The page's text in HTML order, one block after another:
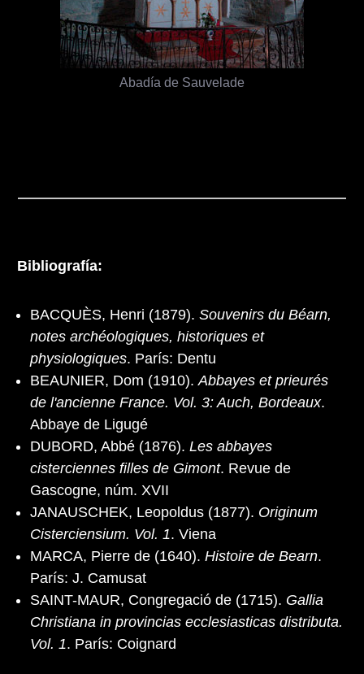
Abadía de Sauvelade
Bibliografía:
BACQUÈS, Henri (1879). Souvenirs du Béarn,
notes archéologiques, historiques et
physiologiques. París: Dentu
BEAUNIER, Dom (1910). Abbayes et prieurés
de l'ancienne France. Vol. 3: Auch, Bordeaux.
Abbaye de Ligugé
DUBORD, Abbé (1876). Les abbayes
cisterciennes filles de Gimont. Revue de
Gascogne, núm. XVII
JANAUSCHEK, Leopoldus (1877). Originum
Cisterciensium. Vol. 1. Viena
MARCA, Pierre de (1640). Histoire de Bearn.
París: J. Camusat
SAINT-MAUR, Congregació de (1715). Gallia
Christiana in provincias ecclesiasticas distributa.
Vol. 1. París: Coignard